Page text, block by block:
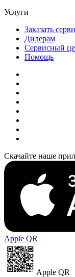
Услуги
Заказать
Дилерам
Сервисный
Помощь
Скачайте наше
Apple QR
Apple QR